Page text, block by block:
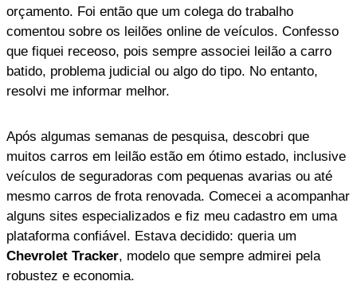
orçamento. Foi então que um colega do trabalho
comentou sobre os leilões online de veículos. Confesso
que fiquei receoso, pois sempre associei leilão a carro
batido, problema judicial ou algo do tipo. No entanto,
resolvi me informar melhor.
Após algumas semanas de pesquisa, descobri que
muitos carros em leilão estão em ótimo estado, inclusive
veículos de seguradoras com pequenas avarias ou até
mesmo carros de frota renovada. Comecei a acompanhar
alguns sites especializados e fiz meu cadastro em uma
plataforma confiável. Estava decidido: queria um
Chevrolet Tracker, modelo que sempre admirei pela
robustez e economia.